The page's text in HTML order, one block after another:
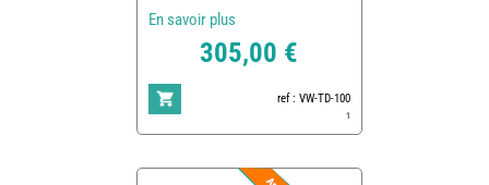
En savoir plus
305,00 €
ref : VW-TD-100
1